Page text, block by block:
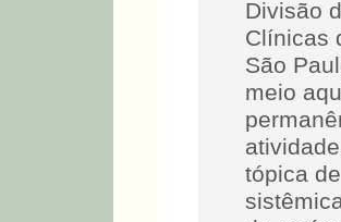
Divisão
Clínicas
São
meio
tópica